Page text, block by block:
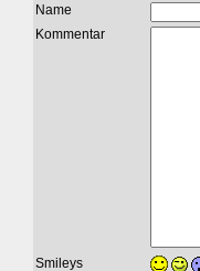
Name
Kommentar
Smileys